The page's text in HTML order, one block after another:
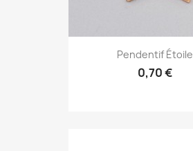
Pendentif Étoile
0,70 €